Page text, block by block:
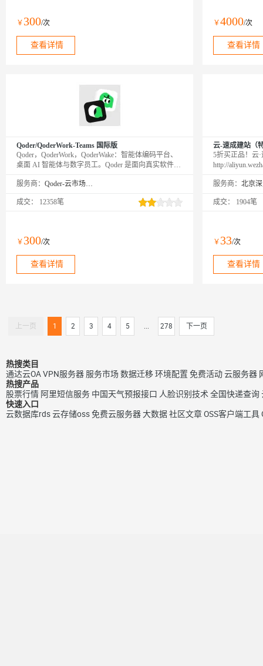
￥ 300/次
查看详情
￥4000/次
查看详情
Qoder/QoderWork-Teams 国际版
Qoder，QoderWork，QoderWake：智能体编码平台、
桌面 AI 智能体与数字员工。Qoder 是面向真实软件开
供 Desktop、JetBrains 插件、CLI、Mobile 和 Cloud
的全流程。QoderWork 是桌面 AI 智能体，将 Agent 能
员工，各司其职、全天在线，设定规则后自主开工，
越用越懂你。
服务商： Qoder-云市场精选店
成交： 12358笔
￥ 300/次
查看详情
云-速成建站（
5折买正品！云
http://
服务商：
成交： 1904笔
￥ 33/次
查看详情
上一页 1 2 3 4 5 ... 278 下一页
热搜类目
通达云OAVPN服务器 服务市场数据迁移环境配置 免费活动云服务器
热搜产品
股票行情 阿里短信服务 中国天气预报接口 人脸识别技术 全国快递查询
快速入口
云数据库rds云存储oss免费云服务器大数据社区文章OSS客户端工具